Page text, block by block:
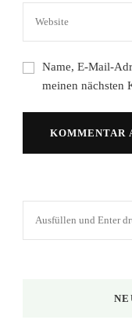
Name, E-Mail-
meinen nächsten